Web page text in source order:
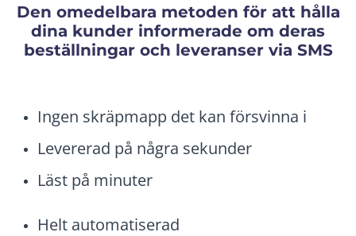
Den omedelbara metoden för att hålla
dina kunder informerade om deras
beställningar och leveranser via SMS
Ingen skräpmapp det kan försvinna i
Levererad på några sekunder
Läst på minuter
Helt automatiserad